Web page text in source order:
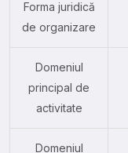
Forma juridică
de organizare
Domeniul
principal de
activitate
Domeniul